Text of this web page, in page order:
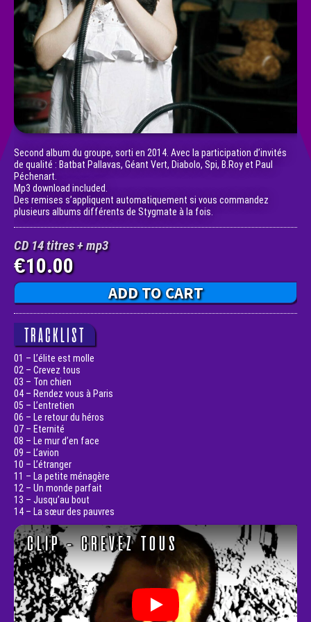
Second album du groupe, sorti en 2014. Avec la participation d’invités
de qualité : Batbat Pallavas, Géant Vert, Diabolo, Spi, B.Roy et Paul
Péchenart.
Mp3 download included.
Des remises s’appliquent automatiquement si vous commandez
plusieurs albums différents de Stygmate à la fois.
CD 14 titres + mp3
€10.00
ADD TO CART
TRACKLIST
01 – L’élite est molle
02 – Crevez tous
03 – Ton chien
04 – Rendez vous à Paris
05 – L’entretien
06 – Le retour du héros
07 – Eternité
08 – Le mur d’en face
09 – L’avion
10 – L’étranger
11 – La petite ménagère
12 – Un monde parfait
13 – Jusqu’au bout
14 – La sœur des pauvres
CLIP - CREVEZ TOUS